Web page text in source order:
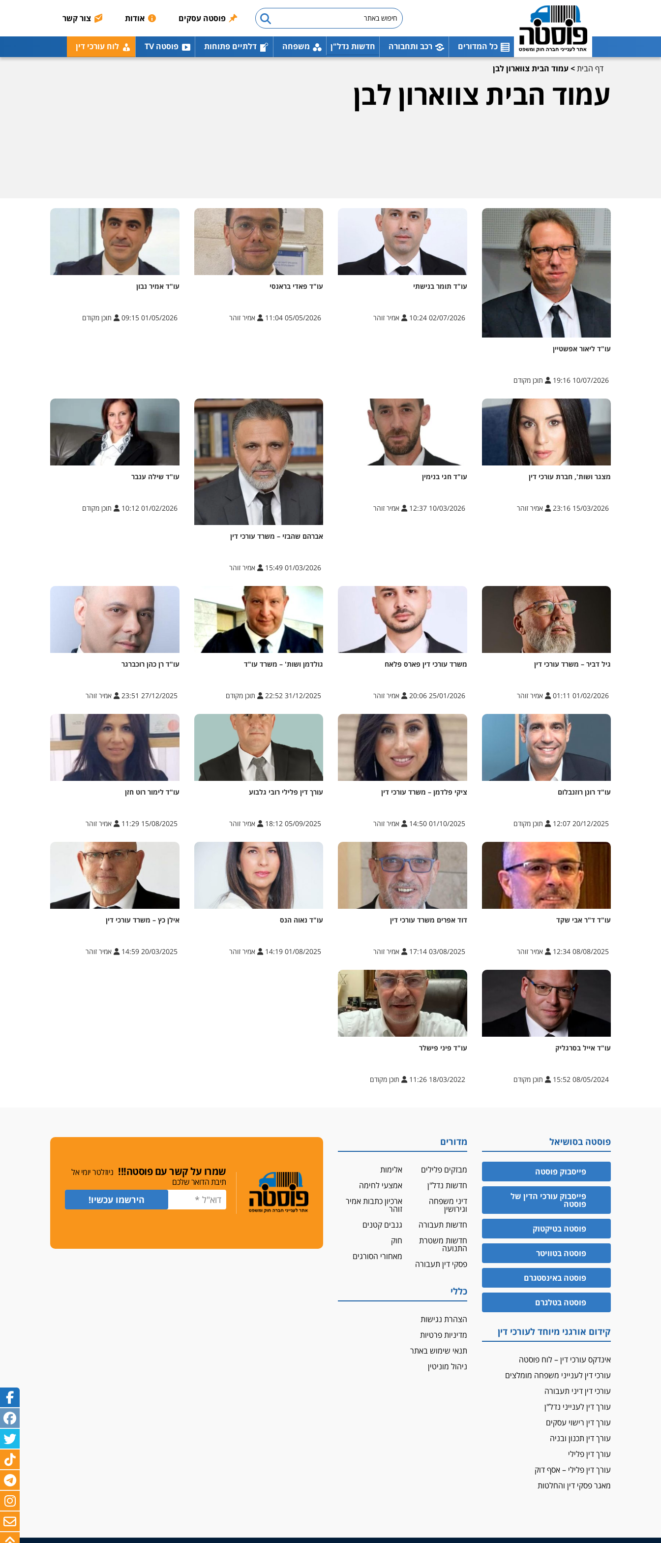
פוסטה עסקים אודות צור קשר
כל המדורים רכב ותחבורה חדשות נדל"ן משפחה דלתיים פתוחות פוסטה TV לוח עורכי דין
דף הבית>עמוד הבית צווארון לבן
עמוד הבית צווארון לבן
עו"ד ליאור אפשטיין
10/07/2026 19:16 תוכן מקודם
עו"ד תומר בנישתי
02/07/2026 10:24 אמיר זוהר
עו"ד פאדי בראנסי
05/05/2026 11:04 אמיר זוהר
עו"ד אמיר נבון
01/05/2026 09:15 תוכן מקודם
מצגר ושות', חברת עורכי דין
15/03/2026 23:16 אמיר זוהר
עו"ד חגי בנימין
10/03/2026 12:37 אמיר זוהר
אברהם שהבזי – משרד עורכי דין
01/03/2026 15:49 אמיר זוהר
עו"ד שילה ענבר
01/02/2026 10:12 תוכן מקודם
גיל דביר – משרד עורכי דין
01/02/2026 01:11 אמיר זוהר
משרד עורכי דין פארס פלאח
25/01/2026 20:06 אמיר זוהר
גולדמן ושות' – משרד עו"ד
31/12/2025 22:52 תוכן מקודם
עו"ד רן כהן רוכברגר
27/12/2025 23:51 אמיר זוהר
עו"ד רונן רוזנבלום
20/12/2025 12:07 תוכן מקודם
ציקי פלדמן – משרד עורכי דין
01/10/2025 14:50 אמיר זוהר
עורך דין פלילי רובי גלבוע
05/09/2025 18:12 אמיר זוהר
עו"ד לימור רוט חזן
15/08/2025 11:29 אמיר זוהר
עו"ד ד"ר אבי שקד
08/08/2025 12:34 אמיר זוהר
דוד אפרים משרד עורכי דין
03/08/2025 17:14 אמיר זוהר
עו"ד נאוה הנס
01/08/2025 14:19 אמיר זוהר
אילן כץ – משרד עורכי דין
20/03/2025 14:59 אמיר זוהר
עו"ד אייל בסרגליק
08/05/2024 15:52 תוכן מקודם
עו"ד פיני פישלר
18/03/2022 11:26 תוכן מקודם
פוסטה בסושיאל
פייסבוק פוסטה
פייסבוק עורכי הדין של
פוסטה
פוסטה בטיקטוק
פוסטה בטוויטר
פוסטה באינסטגרם
פוסטה בטלגרם
קידום אורגני מיוחד לעורכי דין
אינדקס עורכי דין – לוח פוסטה
עורכי דין לענייני משפחה מומלצים
עורכי דין דיני תעבורה
עורך דין לענייני נדל"ן
עורך דין רישוי עסקים
עורך דין תכנון ובניה
עורך דין פלילי
עורך דין פלילי – אסף דוק
מאגר פסקי דין והחלטות
מדורים
מבזקים פלילים
חדשות נדל"ן
דיני משפחה
וגירושין
חדשות תעבורה
חדשות משטרת
התנועה
פסקי דין תעבורה
אלימות
אמצעי לחימה
ארכיון כתבות אמיר
זוהר
גנבים קטנים
חוק
מאחורי הסורגים
כללי
הצהרת נגישות
מדיניות פרטיות
תנאי שימוש באתר
ניהול מוניטין
שמרו על קשר עם פוסטה!!! ניוזלטר יומי אל
תיבת הדואר שלכם